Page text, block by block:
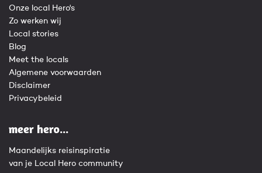
Onze local Hero's
Zo werken wij
Local stories
Blog
Meet the locals
Algemene voorwaarden
Disclaimer
Privacybeleid
meer hero...
Maandelijks reisinspiratie
van je Local Hero community